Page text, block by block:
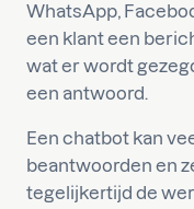
WhatsApp,
een klant een
wat er wordt
een antwoord.
Een chatbot kan
beantwoorden en
tegelijkertijd de